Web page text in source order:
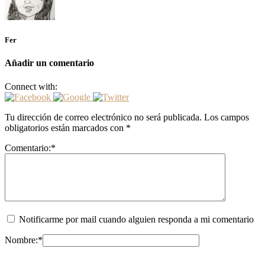
Fer
Añadir un comentario
Connect with:
Tu dirección de correo electrónico no será publicada. Los campos
obligatorios están marcados con *
Comentario:*
Notificarme por mail cuando alguien responda a mi comentario
Nombre:*